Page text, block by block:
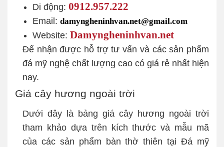
Di động: 0912.957.222
Email: damyngheninhvan.net@gmail.com
Website: Damyngheninhvan.net
Để nhận được hỗ trợ tư vấn và các sản phẩm
đá mỹ nghệ chất lượng cao có giá rẻ nhất hiện
nay.
Giá cây hương ngoài trời
Dưới đây là bảng giá cây hương ngoài trời
tham khảo dựa trên kích thước và mẫu mã
của các sản phẩm bàn thờ thiên tại Đá mỹ